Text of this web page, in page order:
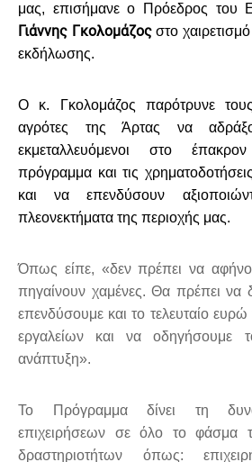
μας, επισήμανε ο Πρόεδρος του
Γιάννης Γκολομάζοςστο
εκδήλωσης.
Ο κ. Γκολομάζος παρότρυνε τους
αγρότες της Άρτας να
εκμεταλλευόμενοι στο
πρόγραμμα και τις
και να επενδύσουν
πλεονεκτήματα της περιοχής μας.
Όπως είπε, «δεν πρέπει να
πηγαίνουν χαμένες. Θα πρέπει να
επενδύσουμε και το τελευταίο
εργαλείων και να οδηγήσουμε
ανάπτυξη».
Το Πρόγραμμα δίνει τη
επιχειρήσεων σε όλο το φάσμα
δραστηριοτήτων όπως: